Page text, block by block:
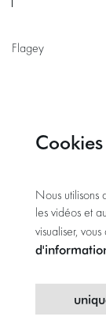
Flagey
Cookies
Nous utilisons
les vidéos et
visualiser,